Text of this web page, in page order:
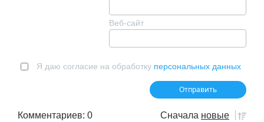
Веб-сайт
Я даю согласие на обработку персональных данных
Комментариев: 0 Сначала новые